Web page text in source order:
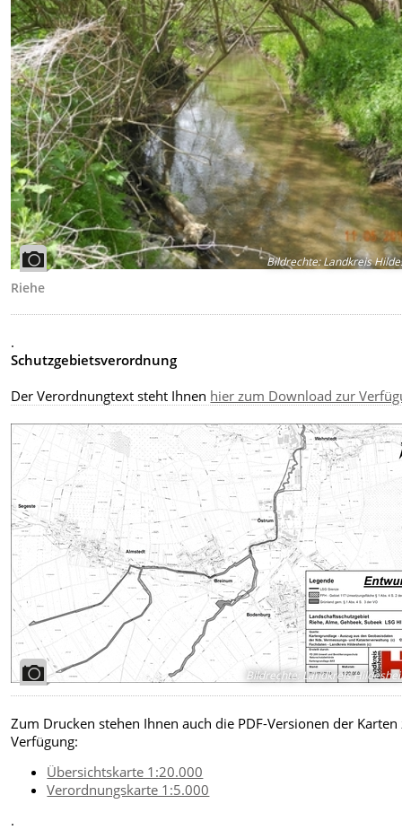
Bildrechte:Landkreis
Riehe
.
Schutzgebietsverordnung
Der Verordnungtext steht Ihnen hier zum Download zur
Bildrechte: Landkreis
Zum Drucken stehen Ihnen auch die PDF-Versionen der Karten
Verfügung:
Übersichtskarte 1:20.000
Verordnungskarte 1:5.000
.